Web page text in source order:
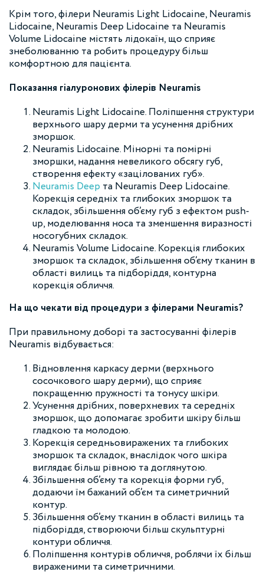
Крім того, філери Neuramis Light Lidocaine, Neuramis
Lidocaine, Neuramis Deep Lidocaine та Neuramis
Volume Lidocaine містять лідокаїн, що сприяє
знеболюванню та робить процедуру більш
комфортною для пацієнта.
Показання гіалуронових філерів Neuramis
Neuramis Light Lidocaine. Поліпшення структури
верхнього шару дерми та усунення дрібних
зморшок.
Neuramis Lidocaine. Мінорні та помірні
зморшки, надання невеликого обсягу губ,
створення ефекту «зацілованих губ».
Neuramis Deep та Neuramis Deep Lidocaine.
Корекція середніх та глибоких зморшок та
складок, збільшення об’єму губ з ефектом push-
up, моделювання носа та зменшення виразності
носогубних складок.
Neuramis Volume Lidocaine. Корекція глибоких
зморшок та складок, збільшення об’єму тканин в
області вилиць та підборіддя, контурна
корекція обличчя.
На що чекати від процедури з філерами Neuramis?
При правильному доборі та застосуванні філерів
Neuramis відбувається:
Відновлення каркасу дерми (верхнього
сосочкового шару дерми), що сприяє
покращенню пружності та тонусу шкіри.
Усунення дрібних, поверхневих та середніх
зморшок, що допомагає зробити шкіру більш
гладкою та молодою.
Корекція середньовиражених та глибоких
зморшок та складок, внаслідок чого шкіра
виглядає більш рівною та доглянутою.
Збільшення об’єму та корекція форми губ,
додаючи їм бажаний об’єм та симетричний
контур.
Збільшення об’єму тканин в області вилиць та
підборіддя, створюючи більш скульптурні
контури обличчя.
Поліпшення контурів обличчя, роблячи їх більш
вираженими та симетричними.